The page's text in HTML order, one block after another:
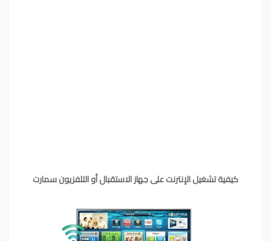
كيفية تشغيل الإنترنت على جهاز الاستقبال أو التلفزيون سمارت